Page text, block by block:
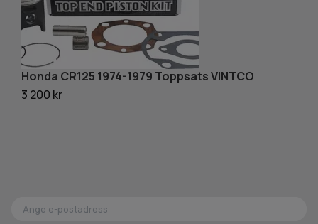
Honda CR125 1974-1979 Toppsats VINTCO
3 200 kr